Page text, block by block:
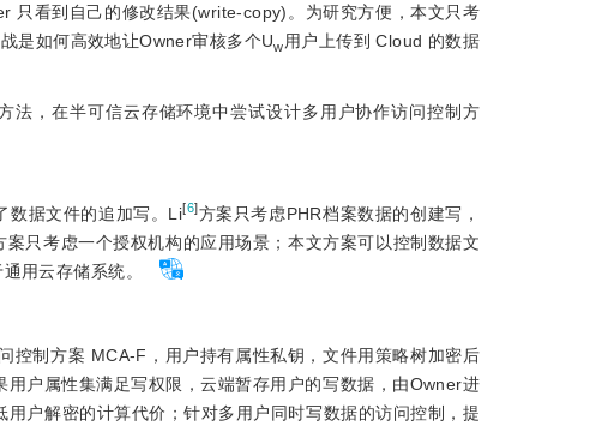
看到自己的修改结果(write-copy)。为研究方便，本文只考
是如何高效地让Owner审核多个Uw 用户上传到 Cloud 的数据
法，在半可信云存储环境中尝试设计多用户协作访问控制方
数据文件的追加写。Li[6]方案只考虑PHR档案数据的创建写，
案只考虑一个授权机构的应用场景；本文方案可以控制数据文
用云存储系统。
控制方案 MCA-F，用户持有属性私钥，文件用策略树加密后
户属性集满足写权限，云端暂存用户的写数据，由Owner进
户解密的计算代价；针对多用户同时写数据的访问控制，提